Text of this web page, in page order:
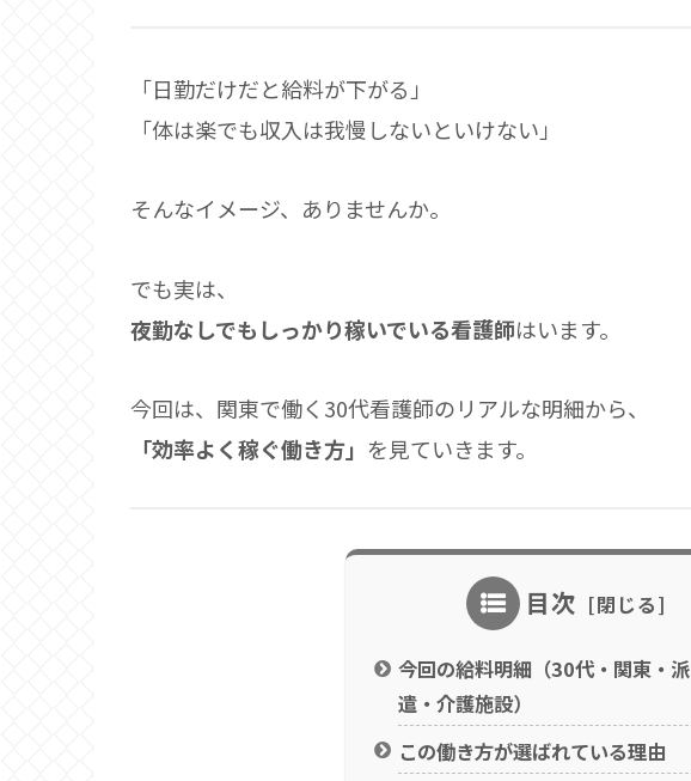
「日勤だけだと給料が下がる」
「体は楽でも収入は我慢しないといけない」
そんなイメージ、ありませんか。
でも実は、
夜勤なしでもしっかり稼いでいる看護師はいます。
今回は、関東で働く30代看護師のリアルな明細から、
「効率よく稼ぐ働き方」 を見ていきます。
目次
今回の給料明細（30代・関東・派
遣・介護施設）
この働き方が選ばれている理由